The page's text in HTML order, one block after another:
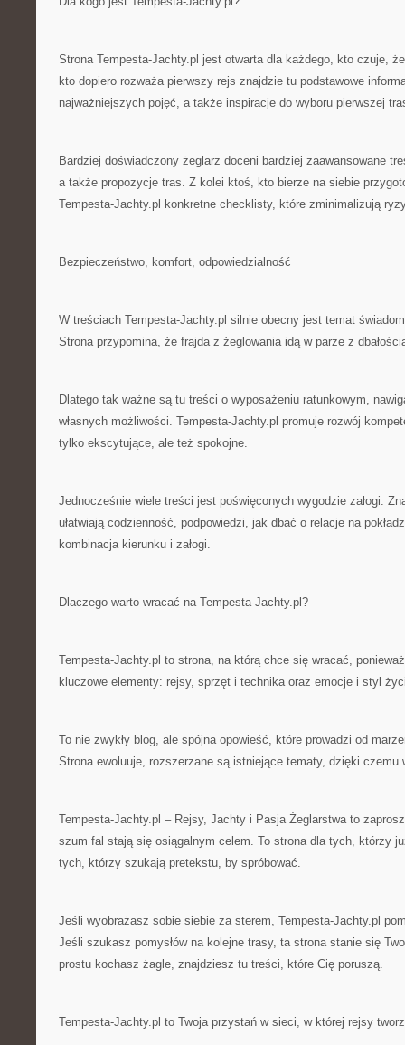
Strona Tempesta-Jachty.pl jest otwarta dla każdego, kto czuje,
kto dopiero rozważa pierwszy rejs znajdzie tu podstawowe
najważniejszych pojęć, a także inspiracje do wyboru pierwszej
Bardziej doświadczony żeglarz doceni bardziej zaawansowane
a także propozycje tras. Z kolei ktoś, kto bierze na siebie
Tempesta-Jachty.pl konkretne checklisty, które zminimalizują
Bezpieczeństwo, komfort, odpowiedzialność
W treściach Tempesta-Jachty.pl silnie obecny jest temat
Strona przypomina, że frajda z żeglowania idą w parze z
Dlatego tak ważne są tu treści o wyposażeniu ratunkowym,
własnych możliwości. Tempesta-Jachty.pl promuje rozwój
tylko ekscytujące, ale też spokojne.
Jednocześnie wiele treści jest poświęconych wygodzie załogi.
ułatwiają codzienność, podpowiedzi, jak dbać o relacje na
kombinacja kierunku i załogi.
Dlaczego warto wracać na Tempesta-Jachty.pl?
Tempesta-Jachty.pl to strona, na którą chce się wracać,
kluczowe elementy: rejsy, sprzęt i technika oraz emocje i styl
To nie zwykły blog, ale spójna opowieść, które prowadzi od
Strona ewoluuje, rozszerzane są istniejące tematy, dzięki czemu
Tempesta-Jachty.pl – Rejsy, Jachty i Pasja Żeglarstwa to
szum fal stają się osiągalnym celem. To strona dla tych, którzy
tych, którzy szukają pretekstu, by spróbować.
Jeśli wyobrażasz sobie siebie za sterem, Tempesta-Jachty.pl
Jeśli szukasz pomysłów na kolejne trasy, ta strona stanie się
prostu kochasz żagle, znajdziesz tu treści, które Cię poruszą.
Tempesta-Jachty.pl to Twoja przystań w sieci, w której rejsy